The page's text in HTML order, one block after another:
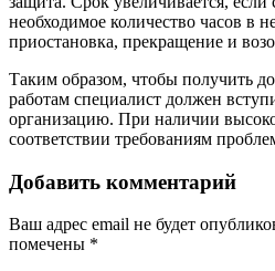
необходимое количество часов в
приостановка, прекращение и
Таким образом, чтобы получить
работам специалист должен
организацию. При наличии
соответствии требованиям
Добавить комментарий
Ваш адрес email не будет
помечены *